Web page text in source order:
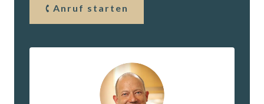
Anruf starten